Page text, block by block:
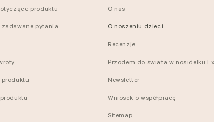
produktu
pytania
produktu
O nas
O noszeniu dzieci
Recenzje
Przodem do świata w nosidełku
Newsletter
Wniosek o współpracę
Sitemap